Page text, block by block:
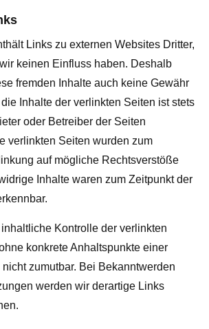
Links zu externen Websites Dritter,
keinen Einfluss haben. Deshalb
fremden Inhalte auch keine Gewähr
Inhalte der verlinkten Seiten ist stets
oder Betreiber der Seiten
verlinkten Seiten wurden zum
auf mögliche Rechtsverstöße
Inhalte waren zum Zeitpunkt der
Kontrolle der verlinkten
konkrete Anhaltspunkte einer
zumutbar. Bei Bekanntwerden
werden wir derartige Links